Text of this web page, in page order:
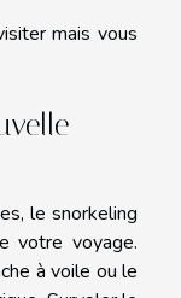
mais vous
le snorkeling
votre voyage.
à voile ou le